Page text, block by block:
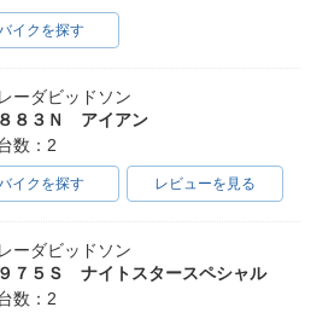
イクを探す
ーダビッドソン
８３Ｎ アイアン
数：2
イクを探す レビューを見る
ーダビッドソン
７５Ｓ ナイトスタースペシャル
数：2